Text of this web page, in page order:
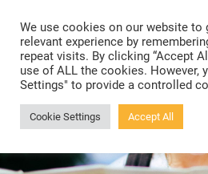
Toggle
navigation
We use cookies on our website to
relevant experience by
repeat visits. By clicking “Accept
use of ALL the cookies. However,
Settings" to provide a controlled
Cookie Settings Accept All